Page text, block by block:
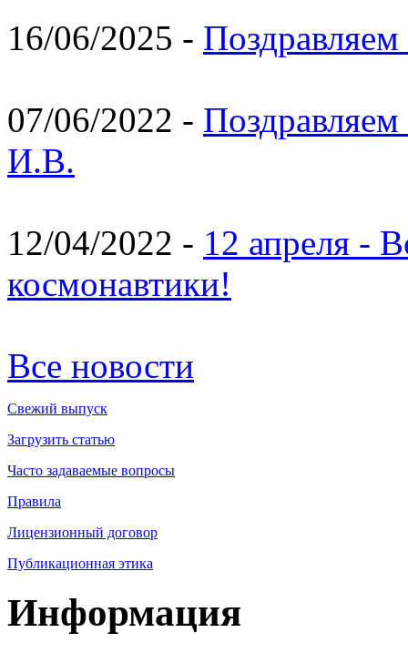
16/06/2025 -
07/06/2022 -
И.В.
12/04/2022 - 12 апреля -
космонавтики!
Все новости
Свежий выпуск
Загрузить статью
Часто задаваемые вопросы
Правила
Лицензионный договор
Публикационная этика
Информация